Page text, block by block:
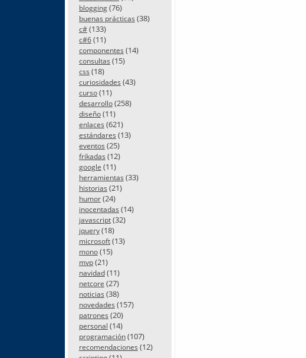
blogging(76)
buenas prácticas (38)
c#(133)
c#6(11)
componentes (14)
consultas (15)
css (18)
curiosidades (43)
curso(11)
desarrollo(258)
diseño(11)
enlaces (621)
estándares (13)
eventos (25)
frikadas (12)
google (11)
herramientas (33)
historias (21)
humor(24)
inocentadas (14)
javascript(32)
jquery(18)
microsoft(13)
mono(15)
mvp(21)
navidad(11)
netcore (27)
noticias (38)
novedades (157)
patrones (20)
personal (14)
programación(107)
recomendaciones (12)